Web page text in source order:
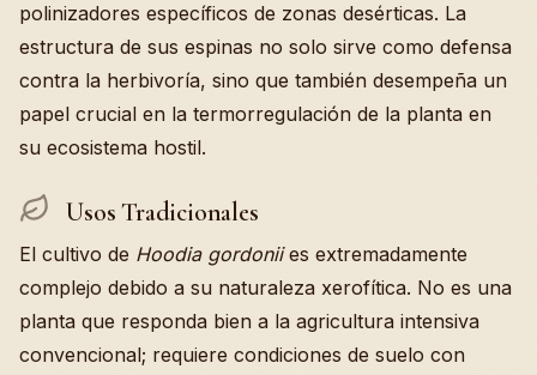
polinizadores específicos de zonas desérticas. La
estructura de sus espinas no solo sirve como defensa
contra la herbivoría, sino que también desempeña un
papel crucial en la termorregulación de la planta en
su ecosistema hostil.
Usos Tradicionales
El cultivo de Hoodia gordoniies extremadamente
complejo debido a su naturaleza xerofítica. No es una
planta que responda bien a la agricultura intensiva
convencional; requiere condiciones de suelo con